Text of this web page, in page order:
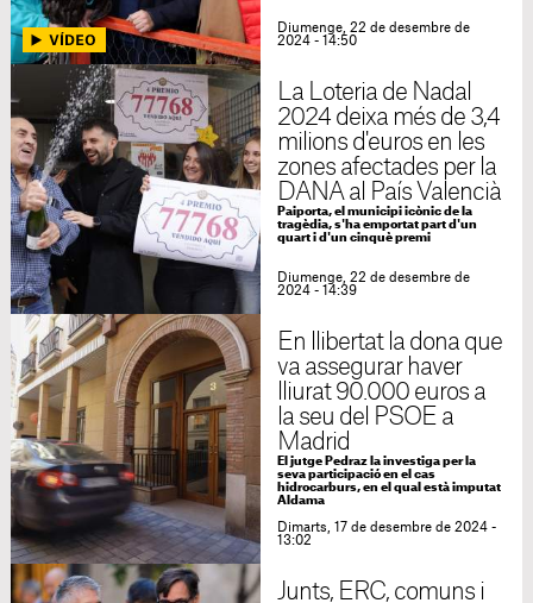
Diumenge, 22 de desembre de
2024 - 14:50
La Loteria de Nadal
2024 deixa més de 3,4
milions d'euros en les
zones afectades per la
DANA al País Valencià
Paiporta, el municipi icònic de la
tragèdia, s'ha emportat part d'un
quart i d'un cinquè premi
Diumenge, 22 de desembre de
2024 - 14:39
En llibertat la dona que
va assegurar haver
lliurat 90.000 euros a
la seu del PSOE a
Madrid
El jutge Pedraz la investiga per la
seva participació en el cas
hidrocarburs, en el qual està imputat
Aldama
Dimarts, 17 de desembre de 2024 -
13:02
Junts, ERC, comuns i